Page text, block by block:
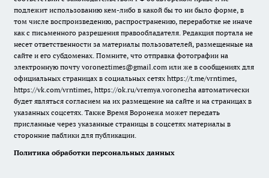
подлежит использованию кем-либо в какой бы то ни было форме, в
том числе воспроизведению, распространению, переработке не иначе
как с письменного разрешения правообладателя. Редакция портала не
несет ответственности за материалы пользователей, размещенные на
сайте и его субдоменах. Помните, что отправка фотографии на
электронную почту voroneztimes@gmail.com или же в сообщениях для
официальных страницах в социальных сетях https://t.me/vrntimes,
https://vk.com/vrntimes, https://ok.ru/vremya.voronezha автоматически
будет являться согласием на их размещение на сайте и на страницах в
указанных соцсетях. Также Время Воронежа может передать
присланные через указанные страницы в соцсетях материалы в
сторонние паблики для публикации.
Политика обработки персональных данных